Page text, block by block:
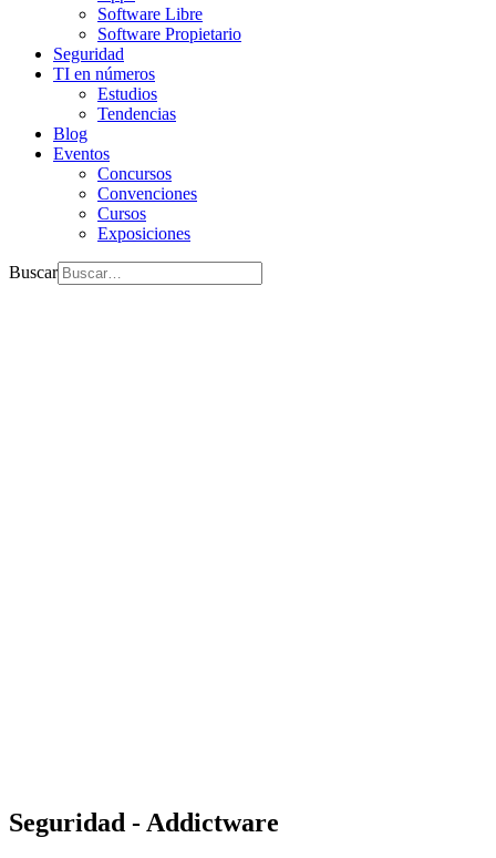
Software Libre
Software Propietario
Seguridad
TI en números
Estudios
Tendencias
Blog
Eventos
Concursos
Convenciones
Cursos
Exposiciones
Buscar
Seguridad - Addictware